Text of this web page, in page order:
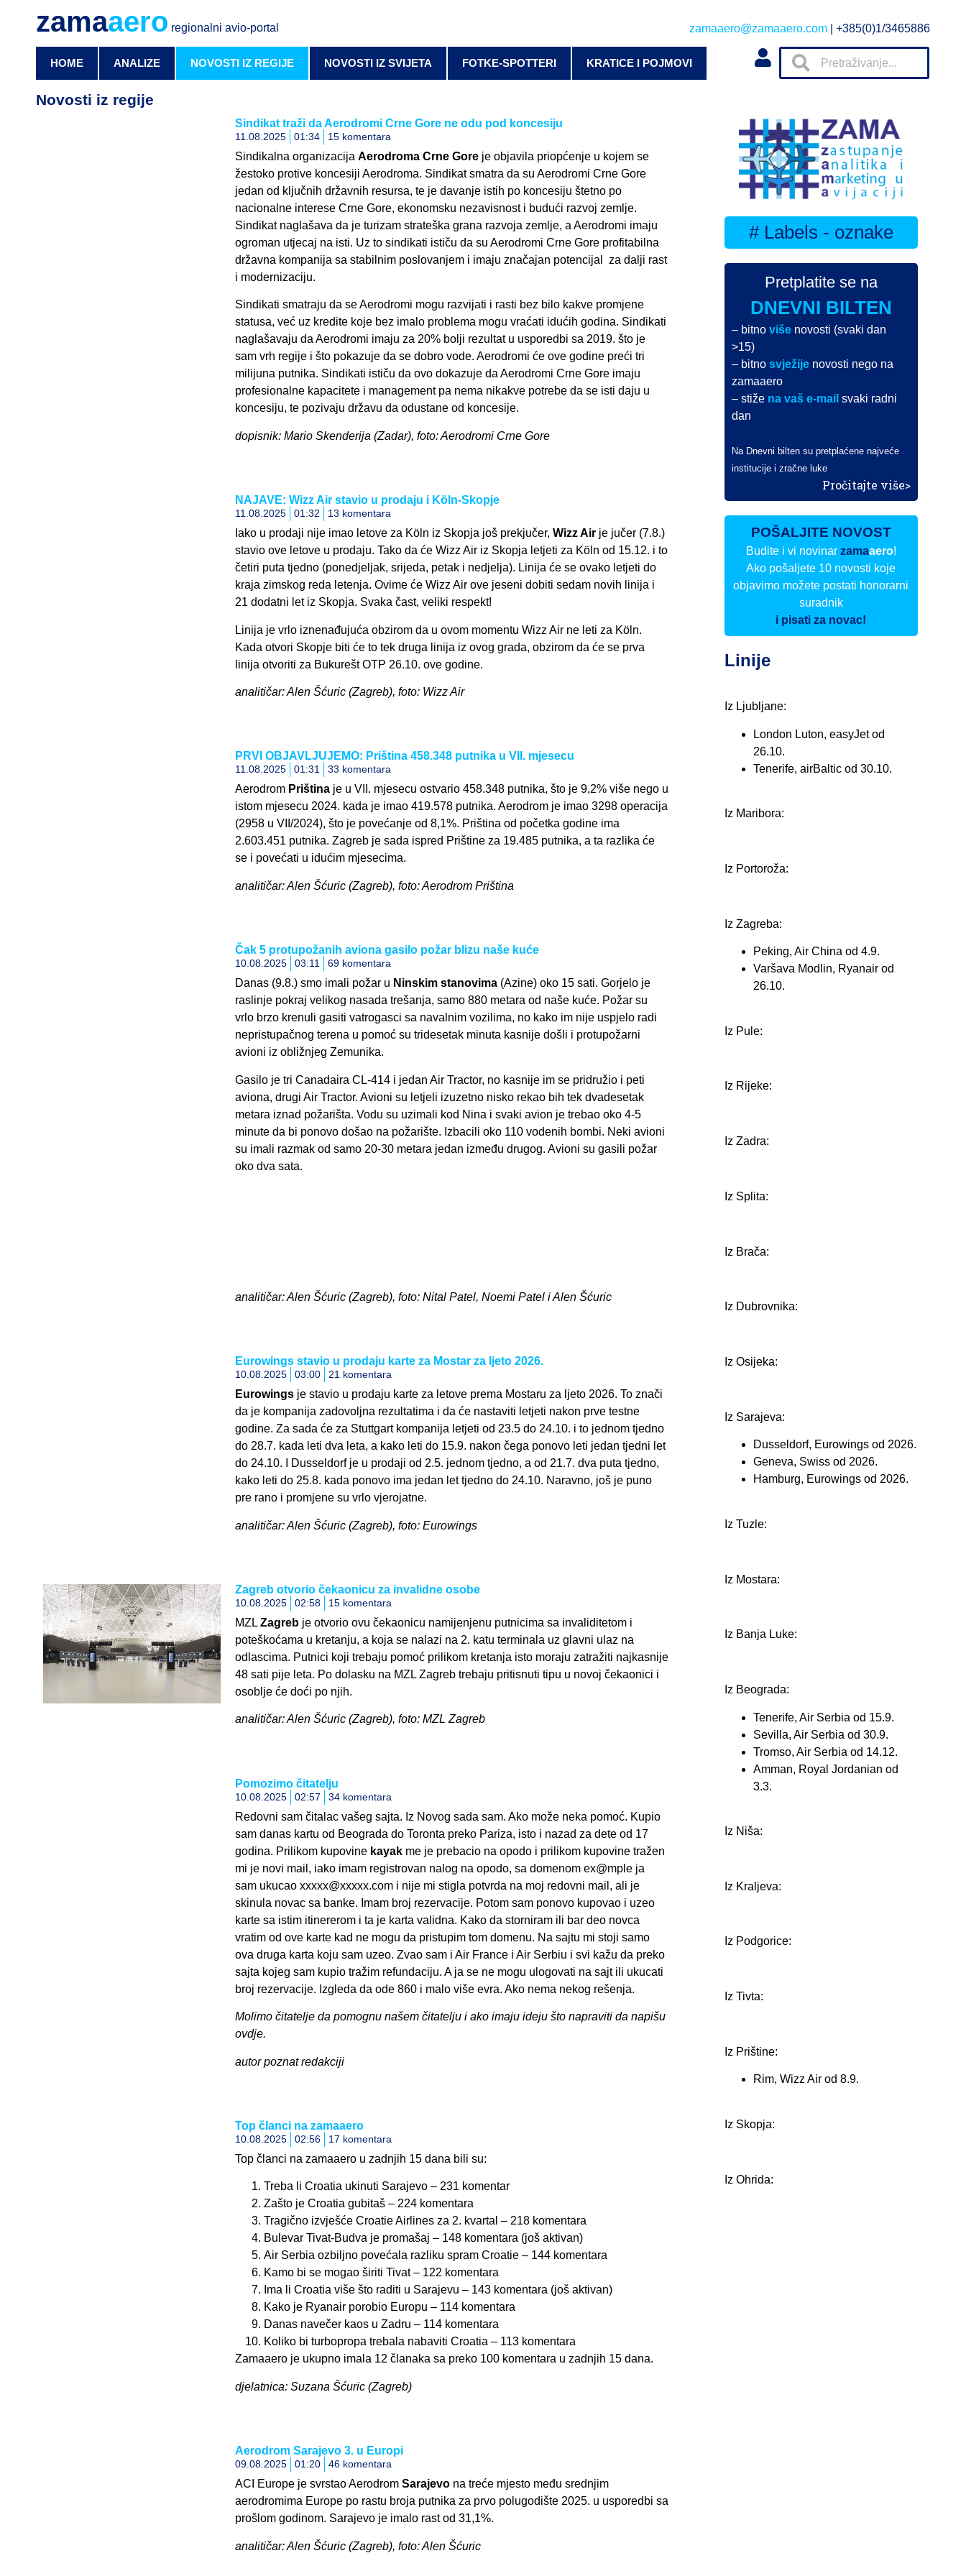
zamaaero regionalni avio-portal zamaaero@zamaaero.com | +385(0)1/3465886
HOME ANALIZE NOVOSTI IZ REGIJE NOVOSTI IZ SVIJETA FOTKE-SPOTTERI KRATICE I POJMOVI
Novosti iz regije
Sindikat traži da Aerodromi Crne Gore ne odu pod koncesiju
11.08.2025 01:34 15 komentara
Sindikalna organizacijaAerodroma Crne Gore je objavila priopćenje u kojem se
žestoko protive koncesiji Aerodroma. Sindikat smatra da su Aerodromi Crne Gore
jedan od ključnih državnih resursa, te je davanje istih po koncesiju štetno po
nacionalne interese Crne Gore, ekonomsku nezavisnost i budući razvoj zemlje.
Sindikat naglašava da je turizam strateška grana razvoja zemlje, a Aerodromi imaju
ogroman utjecaj na isti. Uz to sindikati ističu da su Aerodromi Crne Gore profitabilna
državna kompanija sa stabilnim poslovanjem i imaju značajan potencijal za dalji rast
i modernizaciju.
Sindikati smatraju da se Aerodromi mogu razvijati i rasti bez bilo kakve promjene
statusa, već uz kredite koje bez imalo problema mogu vraćati idućih godina. Sindikati
naglašavaju da Aerodromi imaju za 20% bolji rezultat u usporedbi sa 2019. što je
sam vrh regije i što pokazuje da se dobro vode. Aerodromi će ove godine preći tri
milijuna putnika. Sindikati ističu da ovo dokazuje da Aerodromi Crne Gore imaju
profesionalne kapacitete i management pa nema nikakve potrebe da se isti daju u
koncesiju, te pozivaju državu da odustane od koncesije.
dopisnik: Mario Skenderija (Zadar), foto: Aerodromi Crne Gore
NAJAVE: Wizz Air stavio u prodaju i Köln-Skopje
11.08.2025 01:32 13 komentara
Iako u prodaji nije imao letove za Köln iz Skopja još prekjučer,Wizz Air je jučer (7.8.)
stavio ove letove u prodaju. Tako da će Wizz Air iz Skopja letjeti za Köln od 15.12. i to
četiri puta tjedno (ponedjeljak, srijeda, petak i nedjelja). Linija će se ovako letjeti do
kraja zimskog reda letenja. Ovime će Wizz Air ove jeseni dobiti sedam novih linija i
21 dodatni let iz Skopja. Svaka čast, veliki respekt!
Linija je vrlo iznenađujuća obzirom da u ovom momentu Wizz Air ne leti za Köln.
Kada otvori Skopje biti će to tek druga linija iz ovog grada, obzirom da će se prva
linija otvoriti za Bukurešt OTP 26.10. ove godine.
analitičar: Alen Šćuric (Zagreb), foto: Wizz Air
PRVI OBJAVLJUJEMO: Priština 458.348 putnika u VII. mjesecu
11.08.2025 01:31 33 komentara
Aerodrom Priština je u VII. mjesecu ostvario 458.348 putnika, što je 9,2% više nego u
istom mjesecu 2024. kada je imao 419.578 putnika. Aerodrom je imao 3298 operacija
(2958 u VII/2024), što je povećanje od 8,1%. Priština od početka godine ima
2.603.451 putnika. Zagreb je sada ispred Prištine za 19.485 putnika, a ta razlika će
se i povećati u idućim mjesecima.
analitičar: Alen Šćuric (Zagreb), foto: Aerodrom Priština
Čak 5 protupožanih aviona gasilo požar blizu naše kuće
10.08.2025 03:11 69 komentara
Danas (9.8.) smo imali požar u Ninskim stanovima (Azine) oko 15 sati. Gorjelo je
raslinje pokraj velikog nasada trešanja, samo 880 metara od naše kuće. Požar su
vrlo brzo krenuli gasiti vatrogasci sa navalnim vozilima, no kako im nije uspjelo radi
nepristupačnog terena u pomoć su tridesetak minuta kasnije došli i protupožarni
avioni iz obližnjeg Zemunika.
Gasilo je tri Canadaira CL-414 i jedan Air Tractor, no kasnije im se pridružio i peti
aviona, drugi Air Tractor. Avioni su letjeli izuzetno nisko rekao bih tek dvadesetak
metara iznad požarišta. Vodu su uzimali kod Nina i svaki avion je trebao oko 4-5
minute da bi ponovo došao na požarište. Izbacili oko 110 vodenih bombi. Neki avioni
su imali razmak od samo 20-30 metara jedan između drugog. Avioni su gasili požar
oko dva sata.
analitičar: Alen Šćuric (Zagreb), foto: Nital Patel, Noemi Patel i Alen Šćuric
Eurowings stavio u prodaju karte za Mostar za ljeto 2026.
10.08.2025 03:00 21 komentara
Eurowings je stavio u prodaju karte za letove prema Mostaru za ljeto 2026. To znači
da je kompanija zadovoljna rezultatima i da će nastaviti letjeti nakon prve testne
godine. Za sada će za Stuttgart kompanija letjeti od 23.5 do 24.10. i to jednom tjedno
do 28.7. kada leti dva leta, a kako leti do 15.9. nakon čega ponovo leti jedan tjedni let
do 24.10. I Dusseldorf je u prodaji od 2.5. jednom tjedno, a od 21.7. dva puta tjedno,
kako leti do 25.8. kada ponovo ima jedan let tjedno do 24.10. Naravno, još je puno
pre rano i promjene su vrlo vjerojatne.
analitičar: Alen Šćuric (Zagreb), foto: Eurowings
Zagreb otvorio čekaonicu za invalidne osobe
10.08.2025 02:58 15 komentara
MZLZagreb je otvorio ovu čekaonicu namijenjenu putnicima sa invaliditetom i
poteškoćama u kretanju, a koja se nalazi na 2. katu terminala uz glavni ulaz na
odlascima. Putnici koji trebaju pomoć prilikom kretanja isto moraju zatražiti najkasnije
48 sati pije leta. Po dolasku na MZL Zagreb trebaju pritisnuti tipu u novoj čekaonici i
osoblje će doći po njih.
analitičar: Alen Šćuric (Zagreb), foto: MZL Zagreb
Pomozimo čitatelju
10.08.2025 02:57 34 komentara
Redovni sam čitalac vašeg sajta. Iz Novog sada sam. Ako može neka pomoć. Kupio
sam danas kartu od Beograda do Toronta preko Pariza, isto i nazad za dete od 17
godina. Prilikom kupovine kayak me je prebacio na opodo i prilikom kupovine tražen
mi je novi mail, iako imam registrovan nalog na opodo, sa domenom ex@mple ja
sam ukucao xxxxx@xxxxx.com i nije mi stigla potvrda na moj redovni mail, ali je
skinula novac sa banke. Imam broj rezervacije. Potom sam ponovo kupovao i uzeo
karte sa istim itinererom i ta je karta validna. Kako da storniram ili bar deo novca
vratim od ove karte kad ne mogu da pristupim tom domenu. Na sajtu mi stoji samo
ova druga karta koju sam uzeo. Zvao sam i Air France i Air Serbiu i svi kažu da preko
sajta kojeg sam kupio tražim refundaciju. A ja se ne mogu ulogovati na sajt ili ukucati
broj rezervacije. Izgleda da ode 860 i malo više evra. Ako nema nekog rešenja.
Molimo čitatelje da pomognu našem čitatelju i ako imaju ideju što napraviti da napišu
ovdje.
autor poznat redakciji
Top članci na zamaaero
10.08.2025 02:56 17 komentara
Top članci na zamaaero u zadnjih 15 dana bili su:
Treba li Croatia ukinuti Sarajevo – 231 komentar
Zašto je Croatia gubitaš – 224 komentara
Tragično izvješće Croatie Airlines za 2. kvartal – 218 komentara
Bulevar Tivat-Budva je promašaj – 148 komentara (još aktivan)
Air Serbia ozbiljno povećala razliku spram Croatie – 144 komentara
Kamo bi se mogao širiti Tivat – 122 komentara
Ima li Croatia više što raditi u Sarajevu – 143 komentara (još aktivan)
Kako je Ryanair porobio Europu – 114 komentara
Danas navečer kaos u Zadru – 114 komentara
Koliko bi turbopropa trebala nabaviti Croatia – 113 komentara
Zamaaero je ukupno imala 12 članaka sa preko 100 komentara u zadnjih 15 dana.
djelatnica: Suzana Šćuric (Zagreb)
Aerodrom Sarajevo 3. u Europi
09.08.2025 01:20 46 komentara
ACI Europe je svrstao AerodromSarajevo na treće mjesto među srednjim
aerodromima Europe po rastu broja putnika za prvo polugodište 2025. u usporedbi sa
prošlom godinom. Sarajevo je imalo rast od 31,1%.
analitičar: Alen Šćuric (Zagreb), foto: Alen Šćuric
# Labels - oznake
Pretplatite se na
DNEVNI BILTEN
– bitno višenovosti (svaki dan
>15)
– bitno svježijenovosti nego na
zamaaero
– stiže na vaš e-mail svaki radni
dan
Na Dnevni bilten su pretplaćene najveće
institucije i zračne luke
Pročitajte više>
POŠALJITE NOVOST
Budite i vi novinar zamaaero!
Ako pošaljete 10 novosti koje
objavimo možete postati honorarni
suradnik
i pisati za novac!
Linije
Iz Ljubljane:
London Luton, easyJet od
26.10.
Tenerife, airBaltic od 30.10.
Iz Maribora:
Iz Portoroža:
Iz Zagreba:
Peking, Air China od 4.9.
Varšava Modlin, Ryanair od
26.10.
Iz Pule:
Iz Rijeke:
Iz Zadra:
Iz Splita:
Iz Brača:
Iz Dubrovnika:
Iz Osijeka:
Iz Sarajeva:
Dusseldorf, Eurowings od 2026.
Geneva, Swiss od 2026.
Hamburg, Eurowings od 2026.
Iz Tuzle:
Iz Mostara:
Iz Banja Luke:
Iz Beograda:
Tenerife, Air Serbia od 15.9.
Sevilla, Air Serbia od 30.9.
Tromso, Air Serbia od 14.12.
Amman, Royal Jordanian od
3.3.
Iz Niša:
Iz Kraljeva:
Iz Podgorice:
Iz Tivta:
Iz Prištine:
Rim, Wizz Air od 8.9.
Iz Skopja:
Iz Ohrida: